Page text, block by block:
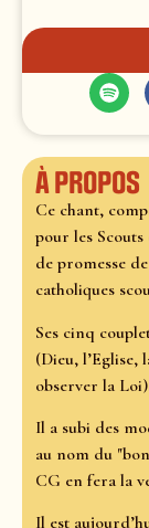
À propos
Ce chant,
pour les
de promesse
catholiques
Ses cinq
(Dieu,
observer la
Il a subi des
au nom du
CG en fera la
Il est